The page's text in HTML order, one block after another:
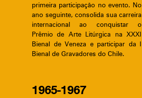
primeira participação no evento. No
ano seguinte, consolida sua carreira
internacional ao conquistar o
Prêmio de Arte Litúrgica na XXXI
Bienal de Veneza e participar da I
Bienal de Gravadores do Chile.
1965-1967